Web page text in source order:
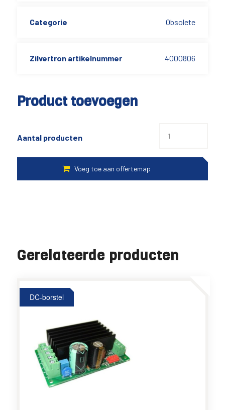
Product toevoegen
Aantal producten
Categorie Obsolete
Zilvertron artikelnummer 4000806
Gerelateerde producten
DC-borstel